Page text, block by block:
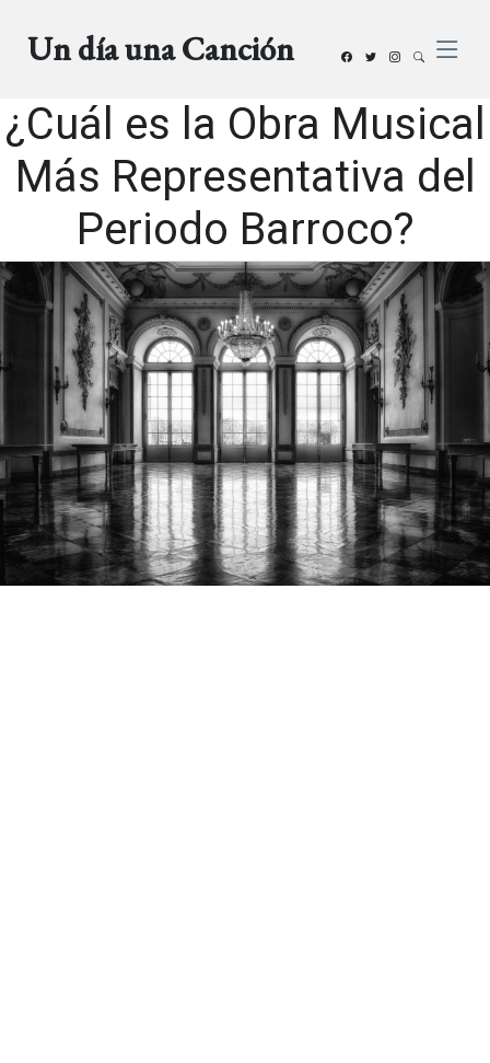
Un día una Canción
¿Cuál es la Obra Musical
Más Representativa del
Periodo Barroco?